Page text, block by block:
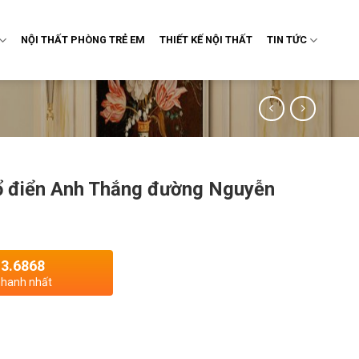
NỘI THẤT PHÒNG TRẺ EM THIẾT KẾ NỘI THẤT TIN TỨC
Anh Thắng đường Nguyễn
nhất